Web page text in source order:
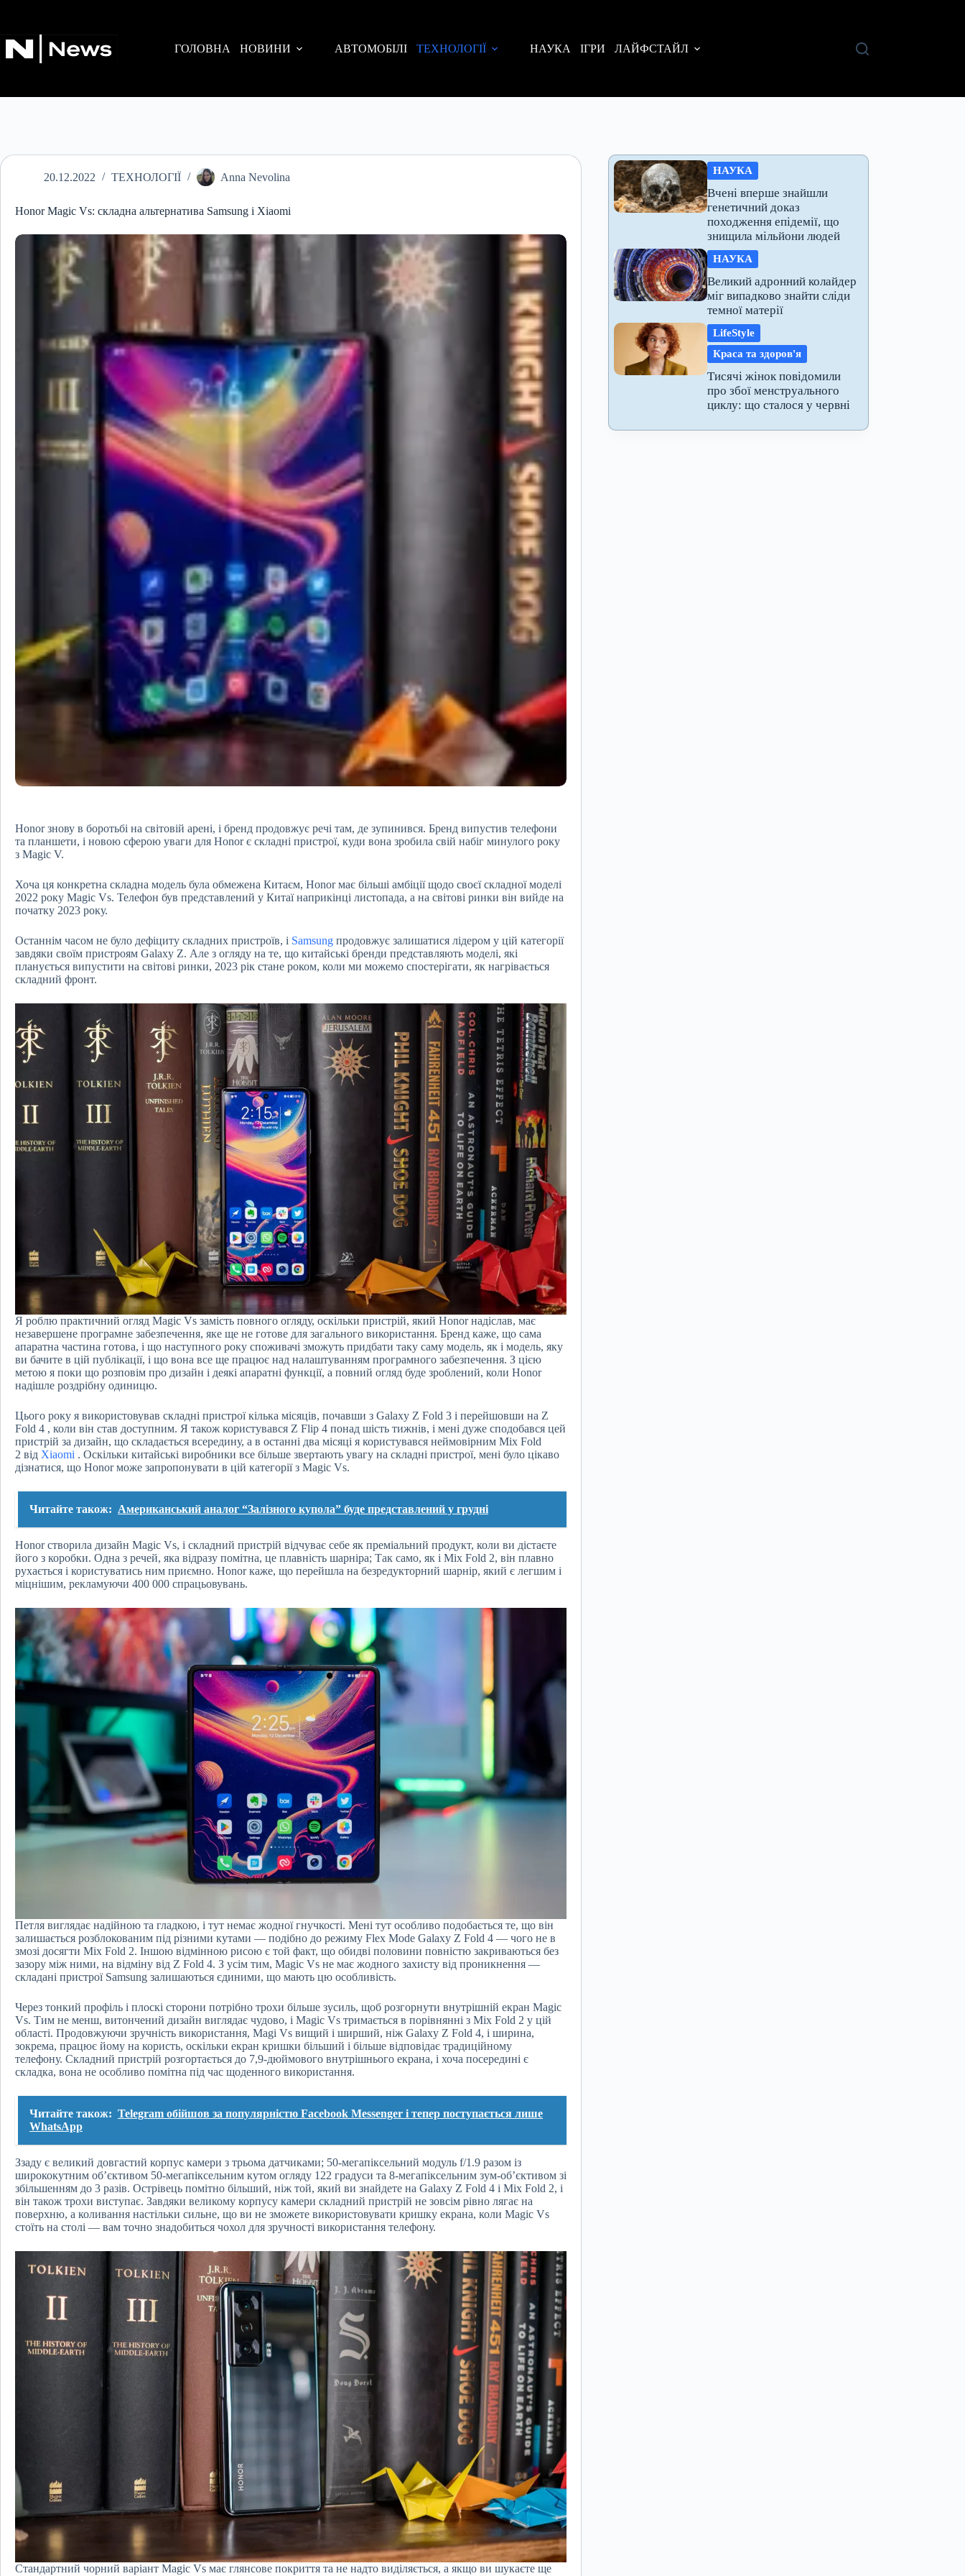
ГОЛОВНА
НОВИНИ АВТОМОБІЛІ ТЕХНОЛОГІЇ НАУКА ІГРИ ЛАЙФСТАЙЛ
20.12.2022 ТЕХНОЛОГІЇ Anna Nevolina
Honor Magic Vs: складна альтернатива Samsung і Xiaomi
Honor знову в боротьбі на світовій арені, і бренд продовжує речі там, де зупинився. Бренд випустив телефони
та планшети, і новою сферою уваги для Honor є складні пристрої, куди вона зробила свій набіг минулого року
з Magic V.
Хоча ця конкретна складна модель була обмежена Китаєм, Honor має більші амбіції щодо своєї складної моделі
2022 року Magic Vs. Телефон був представлений у Китаї наприкінці листопада, а на світові ринки він вийде на
початку 2023 року.
Останнім часом не було дефіциту складних пристроїв, і Samsung продовжує залишатися лідером у цій категорії
завдяки своїм пристроям Galaxy Z. Але з огляду на те, що китайські бренди представляють моделі, які
планується випустити на світові ринки, 2023 рік стане роком, коли ми можемо спостерігати, як нагрівається
складний фронт.
Я роблю практичний огляд Magic Vs замість повного огляду, оскільки пристрій, який Honor надіслав, має
незавершене програмне забезпечення, яке ще не готове для загального використання. Бренд каже, що сама
апаратна частина готова, і що наступного року споживачі зможуть придбати таку саму модель, як і модель, яку
ви бачите в цій публікації, і що вона все ще працює над налаштуванням програмного забезпечення. З цією
метою я поки що розповім про дизайн і деякі апаратні функції, а повний огляд буде зроблений, коли Honor
надішле роздрібну одиницю.
Цього року я використовував складні пристрої кілька місяців, почавши з Galaxy Z Fold 3 і перейшовши на Z
Fold 4 , коли він став доступним. Я також користувався Z Flip 4 понад шість тижнів, і мені дуже сподобався цей
пристрій за дизайн, що складається всередину, а в останні два місяці я користувався неймовірним Mix Fold
2 від Xiaomi . Оскільки китайські виробники все більше звертають увагу на складні пристрої, мені було цікаво
дізнатися, що Honor може запропонувати в цій категорії з Magic Vs.
Читайте також: Американський аналог “Залізного купола” буде представлений у грудні
Honor створила дизайн Magic Vs, і складний пристрій відчуває себе як преміальний продукт, коли ви дістаєте
його з коробки. Одна з речей, яка відразу помітна, це плавність шарніра; Так само, як і Mix Fold 2, він плавно
рухається і користуватись ним приємно. Honor каже, що перейшла на безредукторний шарнір, який є легшим і
міцнішим, рекламуючи 400 000 спрацьовувань.
Петля виглядає надійною та гладкою, і тут немає жодної гнучкості. Мені тут особливо подобається те, що він
залишається розблокованим під різними кутами — подібно до режиму Flex Mode Galaxy Z Fold 4 — чого не в
змозі досягти Mix Fold 2. Іншою відмінною рисою є той факт, що обидві половини повністю закриваються без
зазору між ними, на відміну від Z Fold 4. З усім тим, Magic Vs не має жодного захисту від проникнення —
складані пристрої Samsung залишаються єдиними, що мають цю особливість.
Через тонкий профіль і плоскі сторони потрібно трохи більше зусиль, щоб розгорнути внутрішній екран Magic
Vs. Тим не менш, витончений дизайн виглядає чудово, і Magic Vs тримається в порівнянні з Mix Fold 2 у цій
області. Продовжуючи зручність використання, Magi Vs вищий і ширший, ніж Galaxy Z Fold 4, і ширина,
зокрема, працює йому на користь, оскільки екран кришки більший і більше відповідає традиційному
телефону. Складний пристрій розгортається до 7,9-дюймового внутрішнього екрана, і хоча посередині є
складка, вона не особливо помітна під час щоденного використання.
Читайте також: Telegram обійшов за популярністю Facebook Messenger і тепер поступається лише
WhatsApp
Ззаду є великий довгастий корпус камери з трьома датчиками; 50-мегапіксельний модуль f/1.9 разом із
ширококутним об’єктивом 50-мегапіксельним кутом огляду 122 градуси та 8-мегапіксельним зум-об’єктивом зі
збільшенням до 3 разів. Острівець помітно більший, ніж той, який ви знайдете на Galaxy Z Fold 4 і Mix Fold 2, і
він також трохи виступає. Завдяки великому корпусу камери складний пристрій не зовсім рівно лягає на
поверхню, а коливання настільки сильне, що ви не зможете використовувати кришку екрана, коли Magic Vs
стоїть на столі — вам точно знадобиться чохол для зручності використання телефону.
Стандартний чорний варіант Magic Vs має глянсове покриття та не надто виділяється, а якщо ви шукаєте ще
НАУКА
Вчені вперше знайшли
генетичний доказ
походження епідемії, що
знищила мільйони людей
НАУКА
Великий адронний колайдер
міг випадково знайти сліди
темної матерії
LifeStyle
Краса та здоров'я
Тисячі жінок повідомили
про збої менструального
циклу: що сталося у червні